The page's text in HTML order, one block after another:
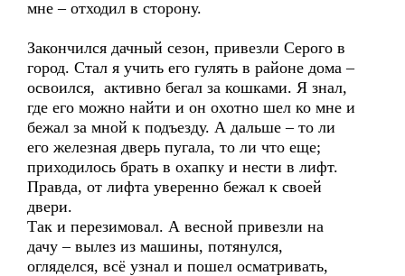
мне – отходил в сторону.
Закончился дачный сезон, привезли Серого в
город. Стал я учить его гулять в районе дома –
освоился, активно бегал за кошками. Я знал,
где его можно найти и он охотно шел ко мне и
бежал за мной к подъезду. А дальше – то ли
его железная дверь пугала, то ли что еще;
приходилось брать в охапку и нести в лифт.
Правда, от лифта уверенно бежал к своей
двери.
Так и перезимовал. А весной привезли на
дачу – вылез из машины, потянулся,
огляделся, всё узнал и пошел осматривать,